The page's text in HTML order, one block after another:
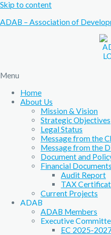
Skip to content
ADAB – Association of
Menu
Home
About Us
Mission & Vision
Strategic Objectives
Legal Status
Message from the
Message from the
Document and
Financial Documents
Audit Report
TAX
Current Projects
ADAB
ADAB Members
Executive
EC 2025-